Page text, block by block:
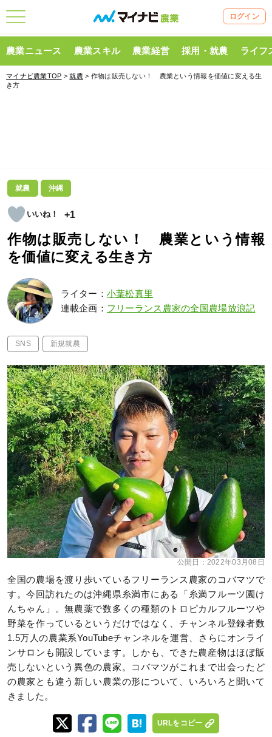
ログイン
農業ニュース 農業スキル 農業経営 採用・就農 ライフ
マイナビ農業TOP >就農 > 作物は販売しない！ 農業という情報を価値に変える生
き方
就農 沖縄
+1
作物は販売しない！ 農業という情報
を価値に変える生き方
ライター： 小葉松真里
連載企画： フリーランス農家の全国農場放浪記
SNS 新規就農
公開日： 2022年03月08日
全国の農場を渡り歩いているフリーランス農家のコバマツで
す。今回訪れたのは沖縄県糸満市にある「糸満フルーツ園け
んちゃん」。無農薬で数多くの種類のトロピカルフルーツや
野菜を作っているというだけではなく、チャンネル登録者数
1.5万人の農業系YouTubeチャンネルを運営、さらにオンライ
ンサロンも開設しています。しかも、できた農産物はほぼ販
売しないという異色の農家。コバマツがこれまで出会ったど
の農家とも違う新しい農業の形について、いろいろと聞いて
きました。
URLをコピー